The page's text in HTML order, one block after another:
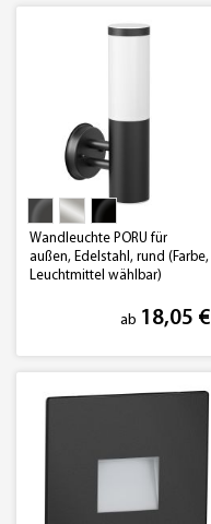
Wandleuchte PORU für
außen, Edelstahl, rund (Farbe,
Leuchtmittel wählbar)
ab 18,05 €